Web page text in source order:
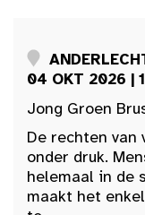
04 OKT 2026 |
Jong Groen
De rechten van
onder druk.
helemaal in de
maakt het